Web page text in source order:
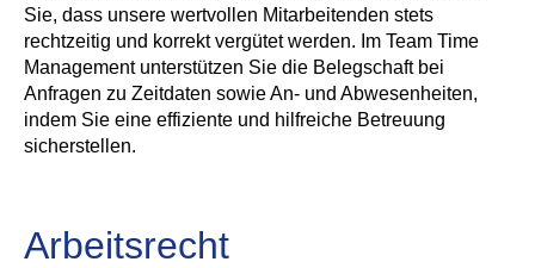
Sie, dass unsere wertvollen Mitarbeitenden stets
rechtzeitig und korrekt vergütet werden. Im Team Time
Management unterstützen Sie die Belegschaft bei
Anfragen zu Zeitdaten sowie An- und Abwesenheiten,
indem Sie eine effiziente und hilfreiche Betreuung
sicherstellen.
Arbeitsrecht